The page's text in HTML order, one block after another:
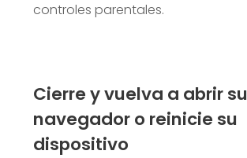
controles parentales.
Cierre y vuelva a abrir su
navegador o reinicie su
dispositivo